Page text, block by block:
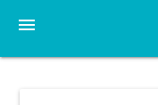
menu